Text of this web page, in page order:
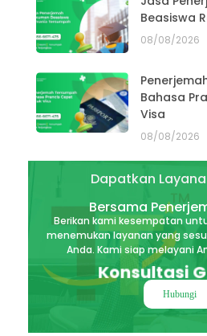
Beasiswa
08/08/2026
Bahasa
Visa
08/08/2026
Dapatkan
Bersama
Berikan kami kesempatan
menemukan layanan yang
Anda. Kami siap melayani
Konsultasi
Hubungi